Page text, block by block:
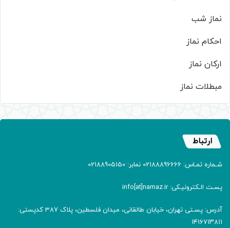
نماز شب
احکام نماز
ارکان نماز
مبطلات نماز
ارتباط
شـماره تمـاس: 02188896666 نمابر: 02188905150
پسـت الـکترونیـکی: info[at]namaz.ir
آدرس: پسـتی تهران، خیابان طالقانی، میدان فلسطین، پلاک 387 کدپستی:
۱۴۱۶۷۱۳۸۱۱